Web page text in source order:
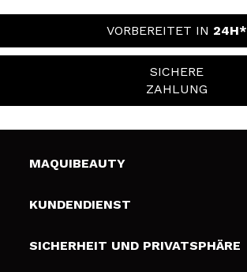
VORBEREITET IN 24H*
SICHERE
ZAHLUNG
MAQUIBEAUTY
Über uns
Geschenkkarten
KUNDENDIENST
Liefer- und Versandkosten
SICHERHEIT UND PRIVATSPHÄRE